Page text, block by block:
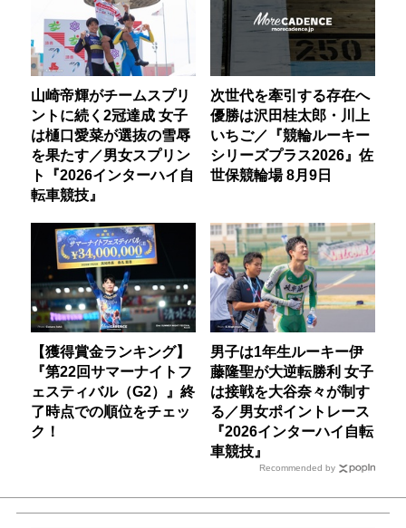
山崎帝輝がチームスプリ
ントに続く2冠達成 女子
は樋口愛菜が選抜の雪辱
を果たす／男女スプリン
ト『2026インターハイ自
転車競技』
次世代を牽引する存在へ
優勝は沢田桂太郎・川上
いちご／『競輪ルーキー
シリーズプラス2026』佐
世保競輪場 8月9日
【獲得賞金ランキング】
『第22回サマーナイトフ
ェスティバル（G2）』終
了時点での順位をチェッ
ク！
男子は1年生ルーキー伊
藤隆聖が大逆転勝利 女子
は接戦を大谷奈々が制す
る／男女ポイントレース
『2026インターハイ自転
車競技』
Recommended by